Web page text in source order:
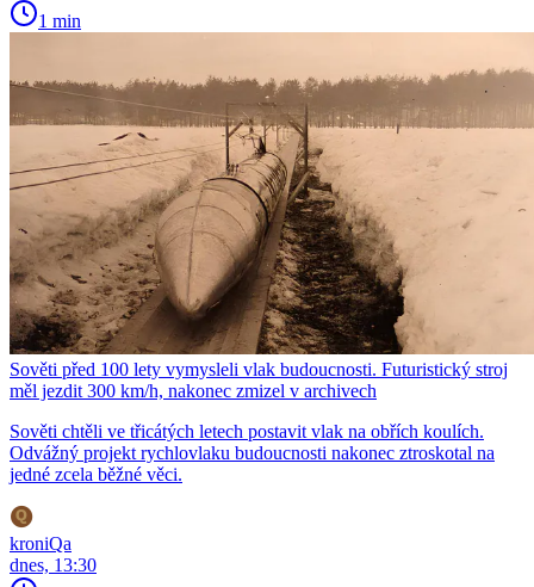
1 min
Sověti před 100 lety vymysleli vlak budoucnosti. Futuristický stroj
měl jezdit 300 km/h, nakonec zmizel v archivech
Sověti chtěli ve třicátých letech postavit vlak na obřích koulích.
Odvážný projekt rychlovlaku budoucnosti nakonec ztroskotal na
jedné zcela běžné věci.
kroniQa
dnes, 13:30